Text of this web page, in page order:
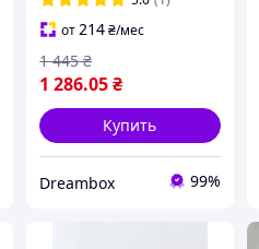
от214₴/мес
1 286.05₴
1 445 ₴
Купить
Dreambox 99%